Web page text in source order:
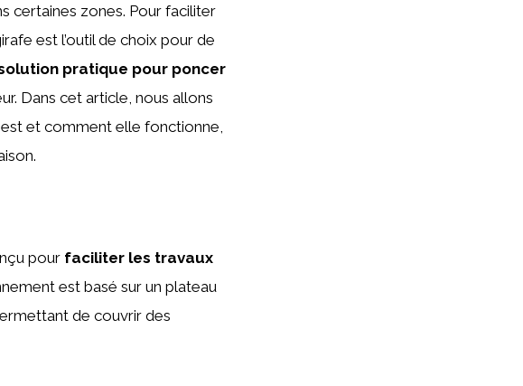
certaines zones. Pour faciliter
est l’outil de choix pour de
pratique pour poncer
Dans cet article, nous allons
et comment elle fonctionne,
pour faciliter les travaux
est basé sur un plateau
de couvrir des